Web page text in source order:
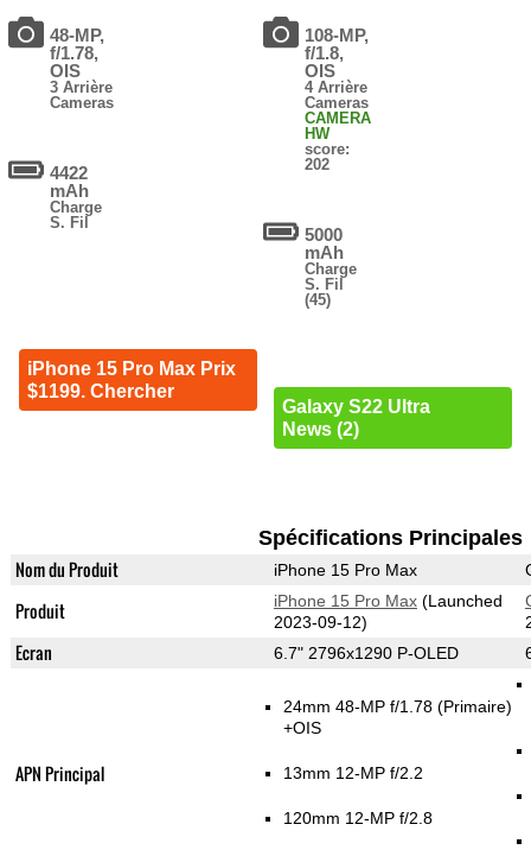
48-MP,
f/1.78,
OIS
3 Arrière
Cameras
4422
mAh
Charge
S. Fil
iPhone 15 Pro Max Prix
$1199. Chercher
108-MP,
f/1.8,
OIS
4 Arrière
Cameras
CAMERA
HW
score:
202
5000
mAh
Charge
S. Fil
(45)
Galaxy S22 Ultra
News (2)
Spécifications Principales
Nom du Produit iPhone 15 Pro Max
Produit iPhone 15 Pro Max(Launched
2023-09-12)
Ecran 6.7" 2796x1290 P-OLED
APN Principal
24mm 48-MP f/1.78(Primaire)
+OIS
13mm 12-MP f/2.2
120mm 12-MP f/2.8